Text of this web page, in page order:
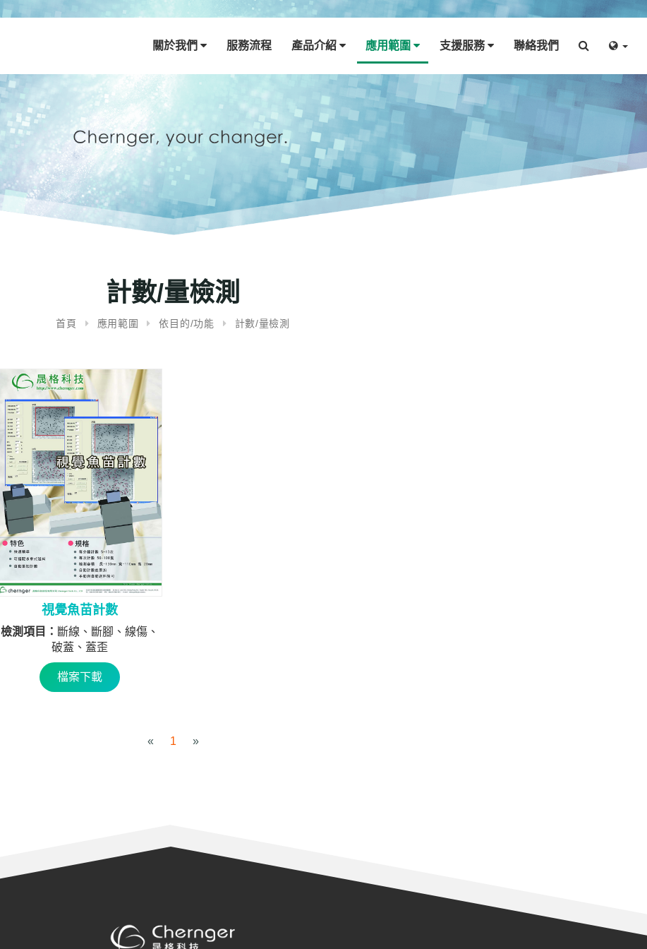
關於我們 服務流程 產品介紹 應用範圍 支援服務 聯絡我們
計數/量檢測
首頁 應用範圍 依目的/功能 計數/量檢測
視覺魚苗計數
檢測項目： 斷線、斷腳、線傷、
破蓋、蓋歪
檔案下載
« 1 »